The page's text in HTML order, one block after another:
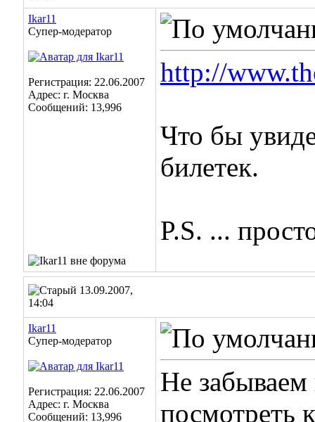
Ikar11
Супер-модератор
Регистрация: 22.06.2007
Адрес: г. Москва
Сообщений: 13,996
http://
Что бы
билетек.
P.S. ...
13.09.2007,
14:04
Ikar11
Супер-модератор
Регистрация: 22.06.2007
Адрес: г. Москва
Сообщений: 13,996
Не
посмотреть